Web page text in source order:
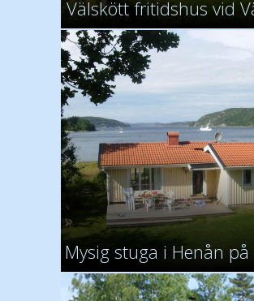
Välskött fritidshus vid
Mysig stuga i Henån